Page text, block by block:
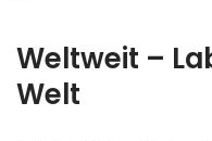
Weltweit –
Welt